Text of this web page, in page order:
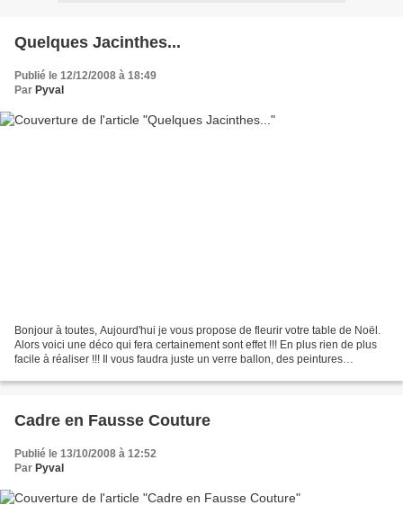
Quelques Jacinthes...
Publié le 12/12/2008 à 18:49
Par Pyval
Bonjour à toutes, Aujourd'hui je vous propose de fleurir votre table de Noël.
Alors voici une déco qui fera certainement sont effet !!! En plus rien de plus
facile à réaliser !!! Il vous faudra juste un verre ballon, des peintures
Cadre en Fausse Couture
Publié le 13/10/2008 à 12:52
Par Pyval